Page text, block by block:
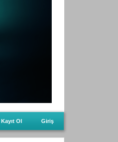
Kayıt Ol Giriş